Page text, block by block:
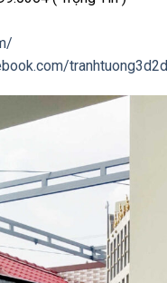
tranhtuong3d2d